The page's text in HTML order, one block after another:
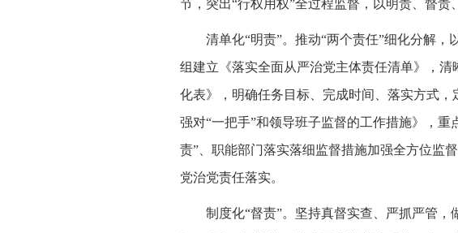
节，突出“行权用权”全过程监督，以明责、督责
清单化“明责”。推动“两个责任”细化分解
组建立《落实全面从严治党主体责任清单》，
化表》，明确任务目标、完成时间、落实方式
强对“一把手”和领导班子监督的工作措施》，
责”、职能部门落实落细监督措施加强全方位监
党治党责任落实。
制度化“督责”。坚持真督实查、严抓严管